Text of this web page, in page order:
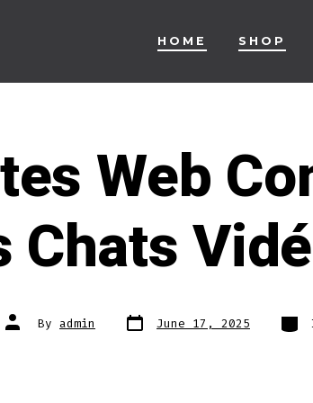
HOME SHOP
Web
Chats
Post
author
By admin Post
date June 17, 2025